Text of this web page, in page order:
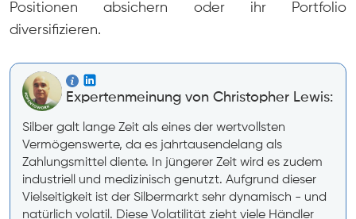
Positionen absichern oder ihr Portfolio
diversifizieren.
Expertenmeinung von Christopher Lewis:
Silber galt lange Zeit als eines der wertvollsten
Vermögenswerte, da es jahrtausendelang als
Zahlungsmittel diente. In jüngerer Zeit wird es zudem
industriell und medizinisch genutzt. Aufgrund dieser
Vielseitigkeit ist der Silbermarkt sehr dynamisch - und
natürlich volatil. Diese Volatilität zieht viele Händler